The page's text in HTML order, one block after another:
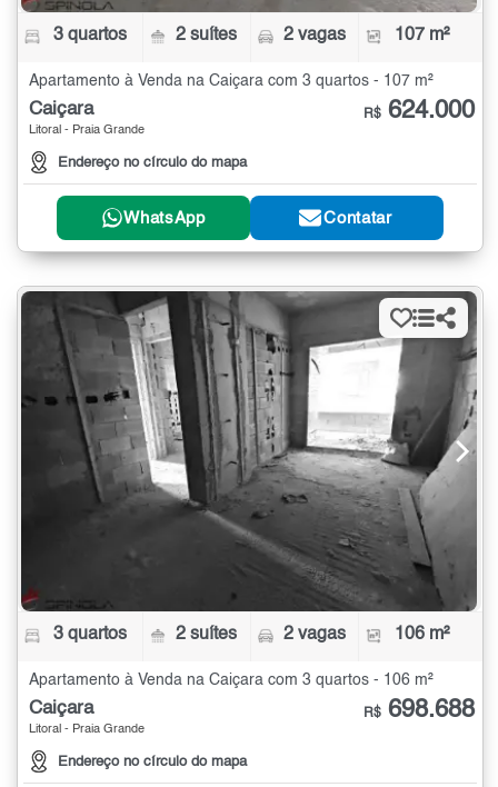
3 quartos 2 suítes 2 vagas 107 m²
Apartamento à Venda na Caiçara com 3 quartos - 107 m²
Caiçara
Litoral - Praia Grande
Endereço no círculo do mapa
R$ 624.000
WhatsApp Contatar
3 quartos 2 suítes 2 vagas 106 m²
Apartamento à Venda na Caiçara com 3 quartos - 106 m²
Caiçara
Litoral - Praia Grande
Endereço no círculo do mapa
R$ 698.688